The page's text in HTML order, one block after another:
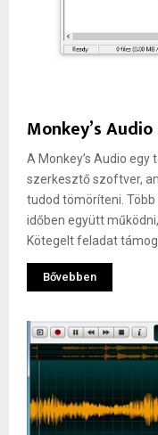
Monkey’s Audio
A Monkey’s Audio
szerkesztő szoftver,
tudod tömöríteni.
időben együtt működni,
Kötegelt feladat
Bővebben